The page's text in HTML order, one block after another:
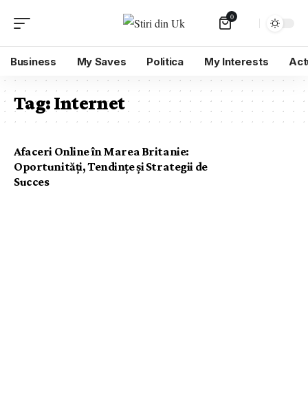
0
Business My Saves Politica My Interests
Tag:Internet
Afaceri Online în Marea Britanie:
Oportunități, Tendințe și Strategii de
Succes